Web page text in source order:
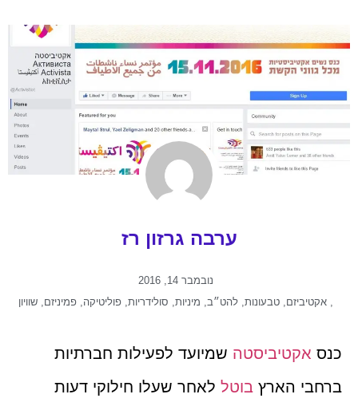
ערבה גרזון רז
נובמבר 14, 2016
אקטיביזם טבעונות להט״ב מיניות סולידריות פוליטיקה פמיניזם שוויון
כנס אקטיביסטה שמיועד לפעילות חברתיות
ברחבי הארץ בוטל לאחר שעלו חילוקי דעות